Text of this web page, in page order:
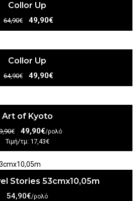
Collor Up
64,90€ 49,90€
Collor Up
64,90€ 49,90€
Art of Kyoto
49,90€/ρολό
Τιμή/τμ: 17,43€
Stories 53cmx10,05m
54,90€/ρολό